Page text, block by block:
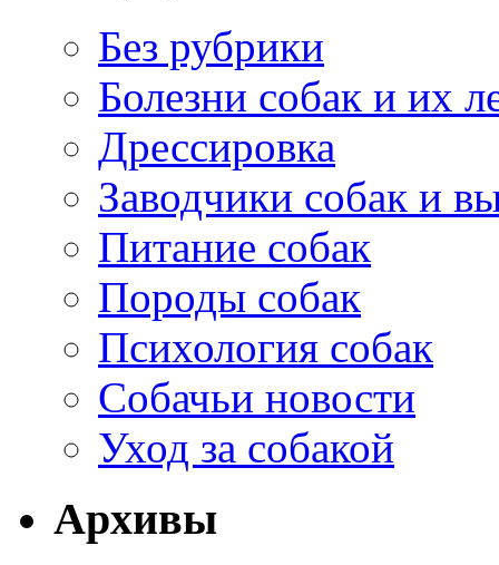
Без рубрики
Болезни собак и их
Дрессировка
Заводчики собак и
Питание собак
Породы собак
Психология собак
Собачьи новости
Уход за собакой
Архивы